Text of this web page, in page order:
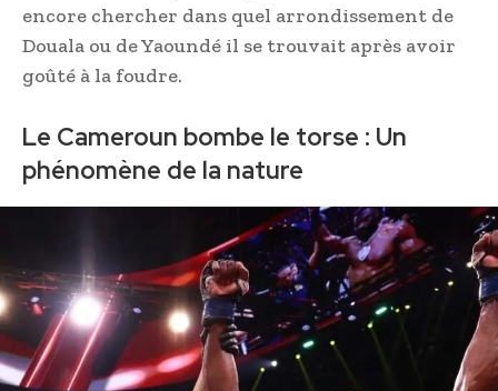
encore chercher dans quel arrondissement de
Douala ou de Yaoundé il se trouvait après avoir
goûté à la foudre.
Le Cameroun bombe le torse : Un
phénomène de la nature